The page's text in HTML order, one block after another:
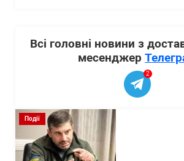
Всі головні новини з
месенджер
2
Події